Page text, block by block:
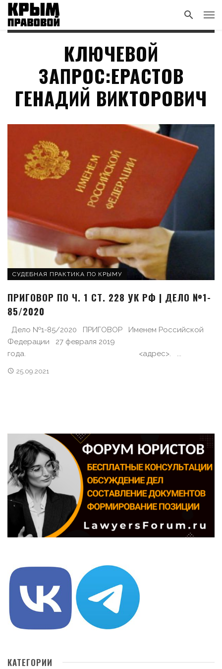
КЛЮЧЕВОЙ
ЗАПРОС:ЕРАСТОВ
ГЕНАДИЙ ВИКТОРОВИЧ
СУДЕБНАЯ ПРАКТИКА ПО КРЫМУ
ПРИГОВОР ПО Ч. 1 СТ. 228 УК РФ | ДЕЛО №1-
85/2020
Дело №1-85/2020 ПРИГОВОР Именем Российской
Федерации 27 февраля 2019
года. <адрес>. ...
25.09.2021
КАТЕГОРИИ